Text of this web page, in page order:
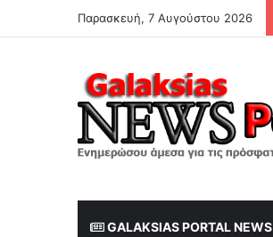
Παρασκευή, 7 Αυγούστου 2026
GALAKSIAS PORTAL NEWS